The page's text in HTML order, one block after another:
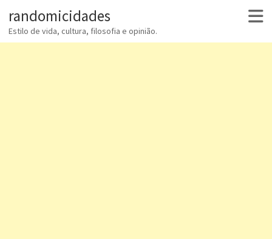
randomicidades
Estilo de vida, cultura, filosofia e opinião.